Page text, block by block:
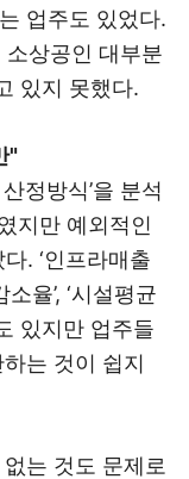
업주도 있었다.
상공인 대부분
있지 못했다.
"
정방식’을 분석
지만 예외적인
. ‘인프라매출
소율’, ‘시설평균
있지만 업주들
는 것이 쉽지
는 것도 문제로